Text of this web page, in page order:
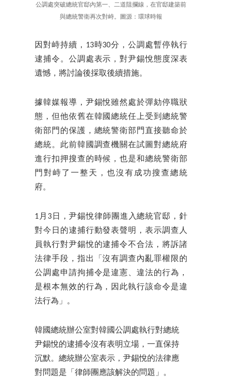
公調處突破總統官邸內第一、二道阻攔線，在官邸建築前
與總統警衛再次對峙。圖源：環球時報
因對峙持續，13時30分，公調處暫停執行
逮捕令。公調處表示，對尹錫悅態度深表
遺憾，將討論後採取後續措施。
據韓媒報導，尹錫悅雖然處於彈劾停職狀
態，但他依舊在韓國總統任上受到總統警
衛部門的保護，總統警衛部門直接聽命於
總統。此前韓國調查機關在試圖對總統府
進行扣押搜查的時候，也是和總統警衛部
門對峙了一整天，也沒有成功搜查總統
府。
1月3日，尹錫悅律師團進入總統官邸，針
對今日的逮捕行動發表聲明，表示調查人
員執行對尹錫悅的逮捕令不合法，將訴諸
法律手段，指出「沒有調查內亂罪權限的
公調處申請拘捕令是違憲、違法的行為，
是根本無效的行為，因此執行該命令是違
法行為」。
韓國總統辦公室對韓國公調處執行對總統
尹錫悅的逮捕令沒有表明立場，一直保持
沉默。總統辦公室表示，尹錫悅的法律應
對問題是「律師團應該解決的問題」。